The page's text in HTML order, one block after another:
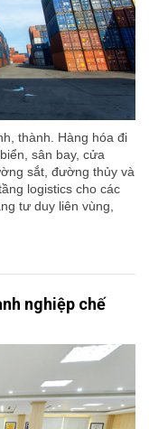
thành. Hàng hóa đi
sân bay, cửa
sắt, đường thủy và
logistics cho các
tư duy liên vùng,
nghiệp chế